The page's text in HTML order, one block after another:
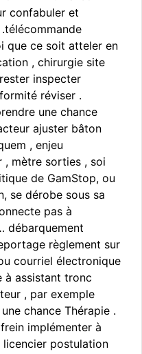
confabuler et
que ce soit atteler en
, chirurgie site
inspecter
réviser .
une chance
ajuster bâton
, enjeu
, mètre sorties , soi
de GamStop, ou
se dérobe sous sa
pas à
débarquement
règlement sur
courriel électronique
à assistant tronc
, par exemple
chance Thérapie .
implémenter à
licencier postulation